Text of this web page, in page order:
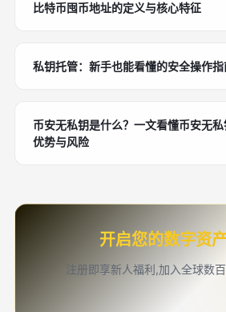
比特币囤币地址的定义与核心特征
私钥托管：新手也能看懂的安全操作指
币安无私钥是什么？一文看懂币安无私
优势与风险
开启您的数字资
注册即享新人福利,加入全球数